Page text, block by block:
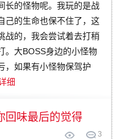
长的怪物呢。我玩的是战
己的生命也保不住了，这
战的，我会尝试着去打稍
。大BOSS身边的小怪物
，如果有小怪物保驾护
细
回味最后的觉得
3